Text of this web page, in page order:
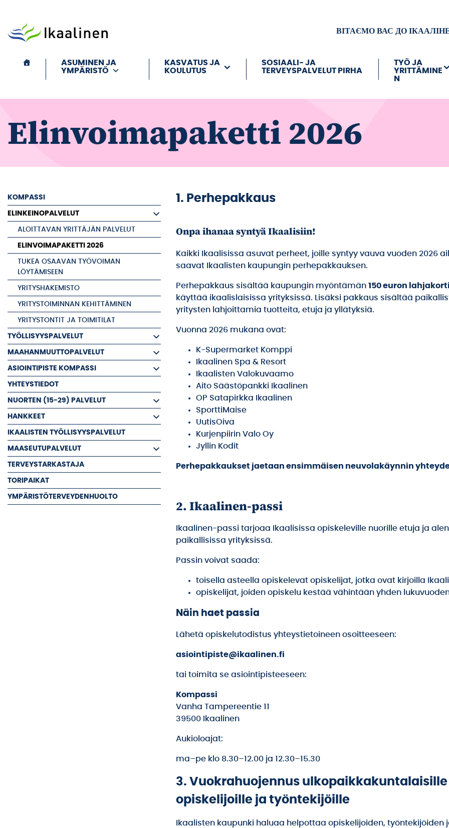
ВІТАЄМО ВАС ДО
ASUMINEN JA
YMPÄRISTÖ
KASVATUS JA
KOULUTUS
SOSIAALI- JA
TERVEYSPALVELUT PIRHA
TYÖ JA
YRITTÄMINE
N
Elinvoimapaketti 2026
KOMPASSI
ELINKEINOPALVELUT
ALOITTAVAN YRITTÄJÄN PALVELUT
ELINVOIMAPAKETTI 2026
TUKEA OSAAVAN TYÖVOIMAN
LÖYTÄMISEEN
YRITYSHAKEMISTO
YRITYSTOIMINNAN KEHITTÄMINEN
YRITYSTONTIT JA TOIMITILAT
TYÖLLISYYSPALVELUT
MAAHANMUUTTOPALVELUT
ASIOINTIPISTE KOMPASSI
YHTEYSTIEDOT
NUORTEN (15-29) PALVELUT
HANKKEET
IKAALISTEN TYÖLLISYYSPALVELUT
MAASEUTUPALVELUT
TERVEYSTARKASTAJA
TORIPAIKAT
YMPÄRISTÖTERVEYDENHUOLTO
1. Perhepakkaus
Onpa ihanaa syntyä Ikaalisiin!
Kaikki Ikaalisissa asuvat perheet, joille syntyy vauva vuoden 2026
saavat Ikaalisten kaupungin perhepakkauksen.
Perhepakkaus sisältää kaupungin myöntämän 150 euron
käyttää ikaalislaisissa yrityksissä. Lisäksi pakkaus sisältää
yritysten lahjoittamia tuotteita, etuja ja yllätyksiä.
Vuonna 2026 mukana ovat:
K-Supermarket Komppi
Ikaalinen Spa & Resort
Ikaalisten Valokuvaamo
Aito Säästöpankki Ikaalinen
OP Satapirkka Ikaalinen
SporttiMaise
UutisOiva
Kurjenpiirin Valo Oy
Jyllin Kodit
Perhepakkaukset jaetaan ensimmäisen neuvolakäynnin
2. Ikaalinen-passi
Ikaalinen-passi tarjoaa Ikaalisissa opiskeleville nuorille etuja ja
paikallisissa yrityksissä.
Passin voivat saada:
toisella asteella opiskelevat opiskelijat, jotka ovat kirjoilla
opiskelijat, joiden opiskelu kestää vähintään yhden
Näin haet passia
Lähetä opiskelutodistus yhteystietoineen osoitteeseen:
asiointipiste@ikaalinen.fi
tai toimita se asiointipisteeseen:
Kompassi
Vanha Tampereentie 11
39500 Ikaalinen
Aukioloajat:
ma–pe klo 8.30–12.00 ja 12.30–15.30
3. Vuokrahuojennus ulkopaikkakuntalaisille
opiskelijoille ja työntekijöille
Ikaalisten kaupunki haluaa helpottaa opiskelijoiden, työntekijöiden